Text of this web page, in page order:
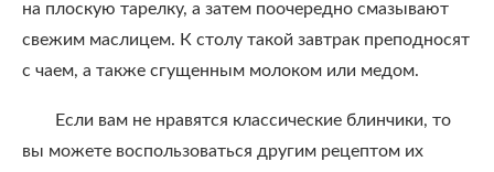
на плоскую тарелку, а затем поочередно смазывают
свежим маслицем. К столу такой завтрак преподносят
с чаем, а также сгущенным молоком или медом.
Если вам не нравятся классические блинчики, то
вы можете воспользоваться другим рецептом их